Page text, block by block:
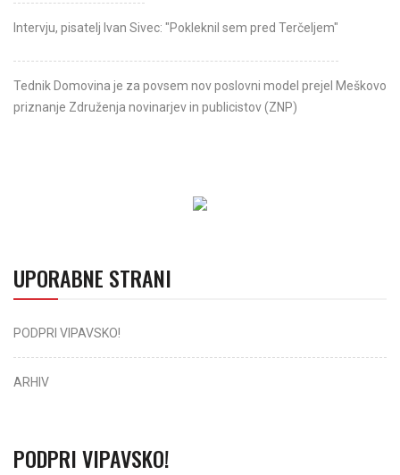
Intervju, pisatelj Ivan Sivec: "Pokleknil sem pred Terčeljem"
Tednik Domovina je za povsem nov poslovni model prejel Meškovo
priznanje Združenja novinarjev in publicistov (ZNP)
UPORABNE STRANI
PODPRI VIPAVSKO!
ARHIV
PODPRI VIPAVSKO!